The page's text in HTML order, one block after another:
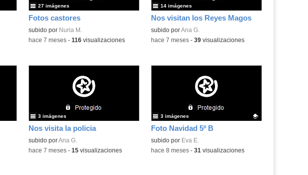
Fotos castores
subido por Nuria M.
27 imágenes
-hace 7 meses- 116visualizaciones
Nos visitan los Reyes Magos
subido porAna G.
14 imágenes
-hace 7 meses- 39visualizaciones
Nos visita la policia
subido porAna G.
3 imágenes
-hace 7 meses- 15visualizaciones
Foto Navidad 5º B
Contenido educativo.
subido por Eva E.
3 imágenes
-hace 8 meses- 31 visualizaciones